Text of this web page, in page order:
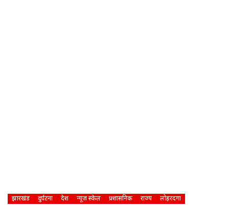
झारखंड दुर्घटना देश न्यूज़ स्केल प्रशासनिक राज्य लोहरदगा